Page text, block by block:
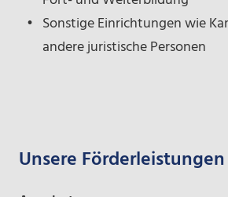
Sonstige Einrichtungen wie
andere juristische Personen
Unsere Förderleistungen